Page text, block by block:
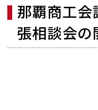
那覇商工会
張相談会の